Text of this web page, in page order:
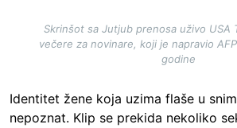
Skrinšot sa Jutjub prenosa uživo USA
večere za novinare, koji je napravio
godine
Identitet žene koja uzima flaše u
nepoznat. Klip se prekida nekoliko